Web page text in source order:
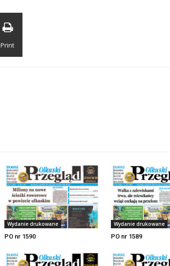
Print
Wydanie drukowane
PO nr 1590
Wydanie drukowane
PO nr 1589